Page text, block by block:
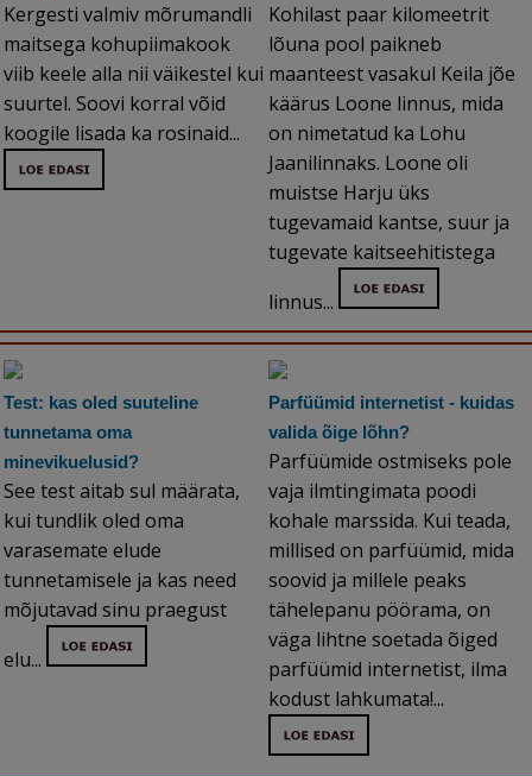
Kergesti valmiv mõrumandli
maitsega kohupiimakook
viib keele alla nii väikestel kui
suurtel. Soovi korral võid
koogile lisada ka rosinaid...
Kohilast paar kilomeetrit
lõuna pool paikneb
maanteest vasakul Keila jõe
käärus Loone linnus, mida
on nimetatud ka Lohu
Jaanilinnaks. Loone oli
muistse Harju üks
tugevamaid kantse, suur ja
tugevate kaitseehitistega
linnus...
Test: kas oled suuteline
tunnetama oma
minevikuelusid?
See test aitab sul määrata,
kui tundlik oled oma
varasemate elude
tunnetamisele ja kas need
mõjutavad sinu praegust
elu...
Parfüümid internetist - kuidas
valida õige lõhn?
Parfüümide ostmiseks pole
vaja ilmtingimata poodi
kohale marssida. Kui teada,
millised on parfüümid, mida
soovid ja millele peaks
tähelepanu pöörama, on
väga lihtne soetada õiged
parfüümid internetist, ilma
kodust lahkumata!...